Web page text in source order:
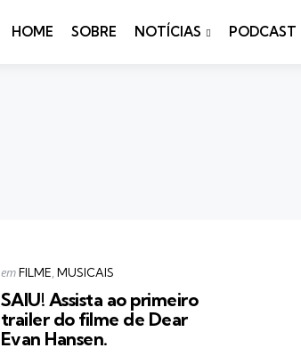
HOME SOBRE NOTÍCIAS PODCAST
Categorias
Postado
em FILME MUSICAIS
SAIU! Assista ao primeiro
trailer do filme de Dear
Evan Hansen.